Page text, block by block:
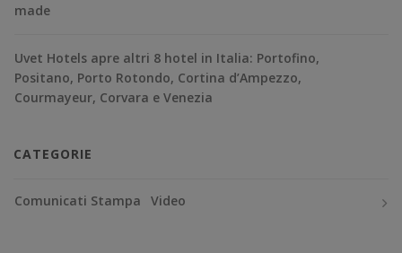
made
Uvet Hotels apre altri 8 hotel in Italia: Portofino,
Positano, Porto Rotondo, Cortina d’Ampezzo,
Courmayeur, Corvara e Venezia
CATEGORIE
Comunicati Stampa Video